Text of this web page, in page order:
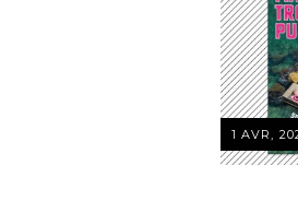
1 AVR,